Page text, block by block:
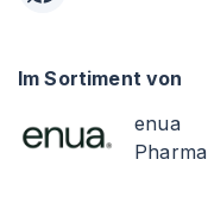
Im Sortiment von
enua
Pharma